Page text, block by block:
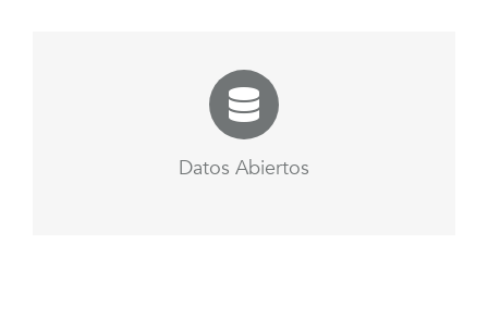
Datos Abiertos